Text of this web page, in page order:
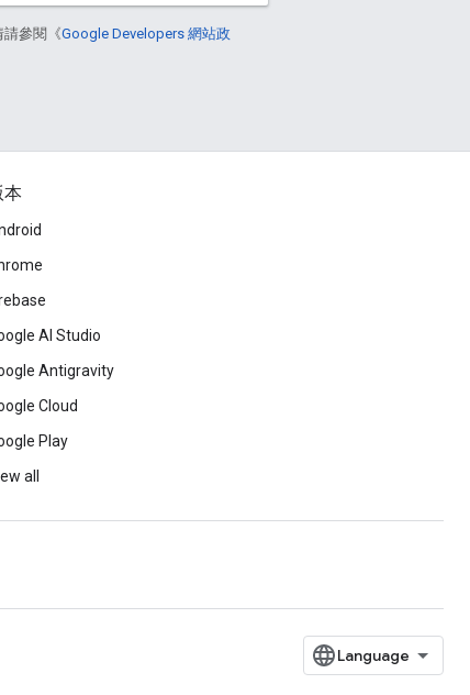
請參閱《Google Developers 網站政
本
AI Studio
Antigravity
Cloud
Play
all